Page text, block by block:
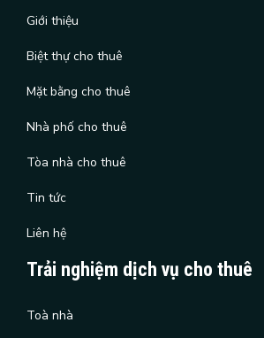
Giới thiệu
Biệt thự cho thuê
Mặt bằng cho thuê
Nhà phố cho thuê
Tòa nhà cho thuê
Tin tức
Liên hệ
Trải nghiệm dịch vụ cho thuê
Toà nhà